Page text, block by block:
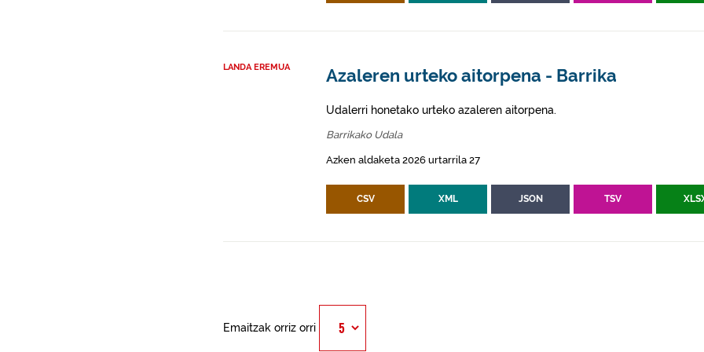
LANDA EREMUA Azaleren urteko aitorpena - Barrika
Udalerri honetako urteko azaleren aitorpena.
Barrikako Udala
Azken aldaketa 2026 urtarrila 27
CSV XML JSON TSV
Emaitzak orriz orri